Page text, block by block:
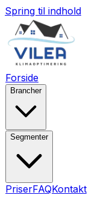
Spring til indhold
Forside
Brancher
Segmenter
PriserFAQKontakt